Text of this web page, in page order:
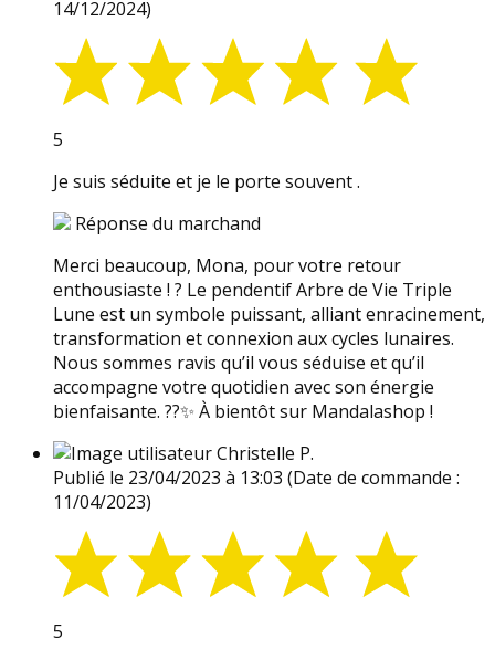
14/12/2024)
5
Je suis séduite et je le porte souvent .
Réponse du marchand
Merci beaucoup, Mona, pour votre retour
enthousiaste ! ? Le pendentif Arbre de Vie Triple
Lune est un symbole puissant, alliant enracinement,
transformation et connexion aux cycles lunaires.
Nous sommes ravis qu’il vous séduise et qu’il
accompagne votre quotidien avec son énergie
bienfaisante. ??✨ À bientôt sur Mandalashop !
Christelle P.
Publié le 23/04/2023 à 13:03 (Date de commande :
11/04/2023)
5